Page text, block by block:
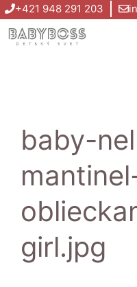
Preskočiť
na
obsah
+421 948 291 203
baby-
girl.jpg